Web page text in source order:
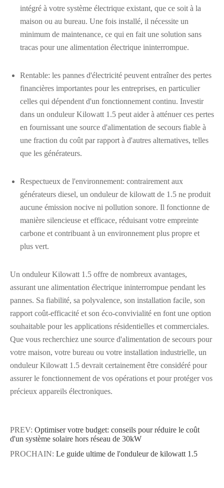
intégré à votre système électrique existant, que ce soit à la
maison ou au bureau. Une fois installé, il nécessite un
minimum de maintenance, ce qui en fait une solution sans
tracas pour une alimentation électrique ininterrompue.
Rentable: les pannes d'électricité peuvent entraîner des pertes
financières importantes pour les entreprises, en particulier
celles qui dépendent d'un fonctionnement continu. Investir
dans un onduleur Kilowatt 1.5 peut aider à atténuer ces pertes
en fournissant une source d'alimentation de secours fiable à
une fraction du coût par rapport à d'autres alternatives, telles
que les générateurs.
Respectueux de l'environnement: contrairement aux
générateurs diesel, un onduleur de kilowatt de 1.5 ne produit
aucune émission nocive ni pollution sonore. Il fonctionne de
manière silencieuse et efficace, réduisant votre empreinte
carbone et contribuant à un environnement plus propre et
plus vert.
Un onduleur Kilowatt 1.5 offre de nombreux avantages,
assurant une alimentation électrique ininterrompue pendant les
pannes. Sa fiabilité, sa polyvalence, son installation facile, son
rapport coût-efficacité et son éco-convivialité en font une option
souhaitable pour les applications résidentielles et commerciales.
Que vous recherchiez une source d'alimentation de secours pour
votre maison, votre bureau ou votre installation industrielle, un
onduleur Kilowatt 1.5 devrait certainement être considéré pour
assurer le fonctionnement de vos opérations et pour protéger vos
précieux appareils électroniques.
PREV: Optimiser votre budget: conseils pour réduire le coût
d'un système solaire hors réseau de 30kW
PROCHAIN: Le guide ultime de l'onduleur de kilowatt 1.5